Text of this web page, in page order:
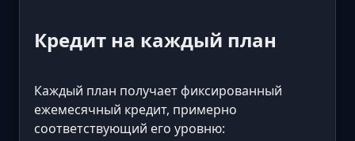
Кредит на каждый план
Каждый план получает фиксированный
ежемесячный кредит, примерно
соответствующий его уровню: